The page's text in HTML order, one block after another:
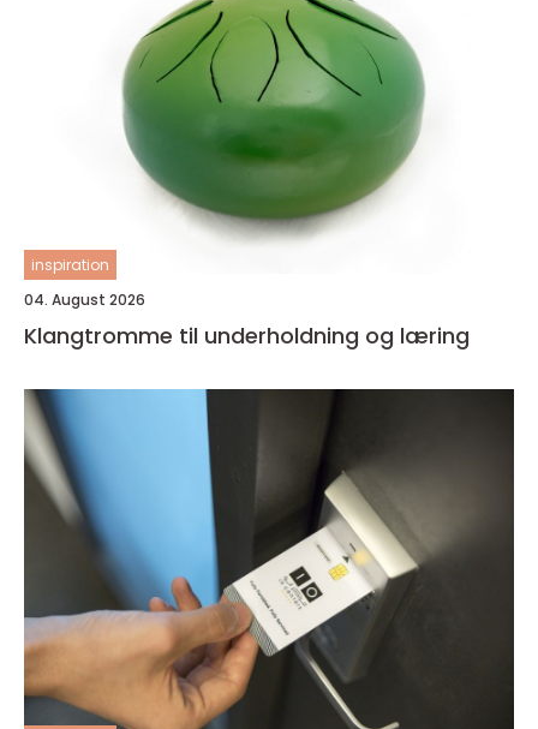
inspiration
04. August 2026
Klangtromme til underholdning og læring